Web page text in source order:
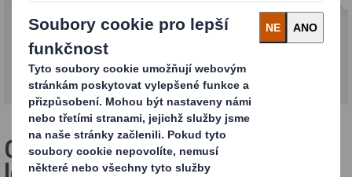
Obalové řešení, které buduje